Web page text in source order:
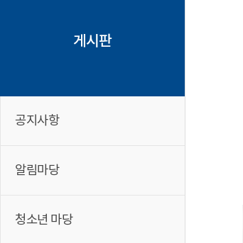
게시판
공지사항
알림마당
청소년 마당